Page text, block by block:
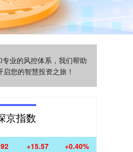
业的风控体系，我们帮助
您的智慧投资之旅！
京指数
+15.83 +0.41%